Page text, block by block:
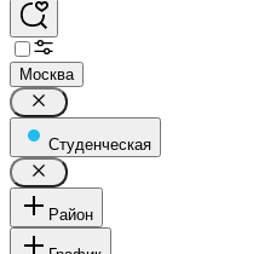
Москва
Студенческая
Район